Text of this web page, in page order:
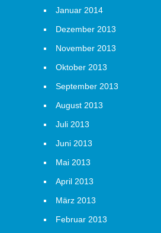
Januar 2014
Dezember 2013
November 2013
Oktober 2013
September 2013
August 2013
Juli 2013
Juni 2013
Mai 2013
April 2013
März 2013
Februar 2013